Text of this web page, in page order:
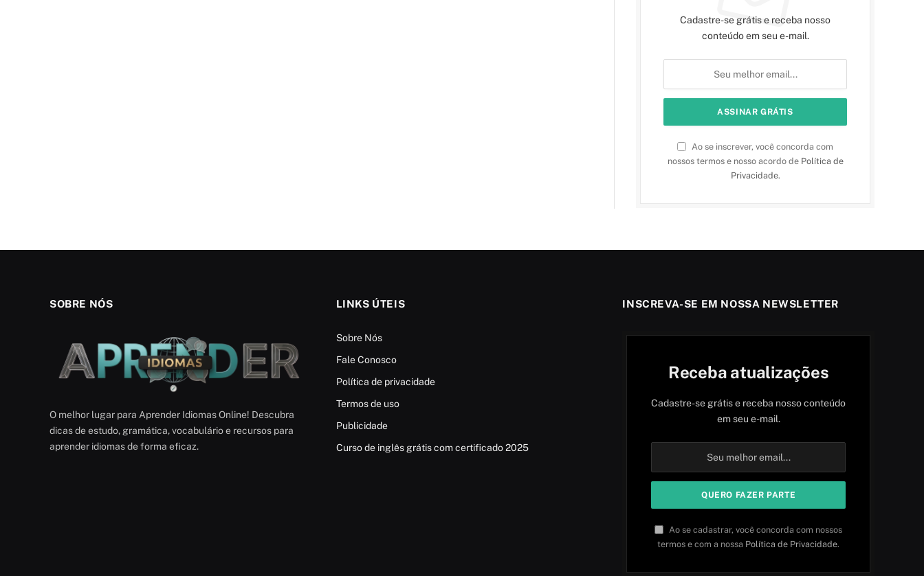
Cadastre-se grátis e receba nosso
conteúdo em seu e-mail.
Ao se inscrever, você concorda com
nossos termos e nosso acordo de Política de
Privacidade.
SOBRE NÓS
O melhor lugar para Aprender Idiomas Online! Descubra
dicas de estudo, gramática, vocabulário e recursos para
aprender idiomas de forma eficaz.
LINKS ÚTEIS
Sobre Nós
Fale Conosco
Política de privacidade
Termos de uso
Publicidade
Curso de inglês grátis com certificado 2025
INSCREVA-SE EM NOSSA NEWSLETTER
Receba atualizações
Cadastre-se grátis e receba nosso conteúdo
em seu e-mail.
Ao se cadastrar, você concorda com nossos
termos e com a nossa Política de Privacidade.